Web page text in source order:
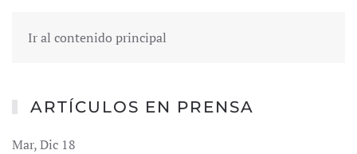
Ir al contenido principal
ARTÍCULOS EN PRENSA
Mar, Dic 18